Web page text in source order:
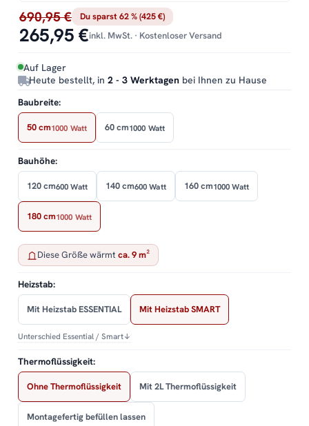
690,95 € Du sparst 62 % (425 €)
265,95 €inkl. MwSt. · Kostenloser Versand
Auf Lager
Heute bestellt, in 2 - 3 Werktagen bei Ihnen zu Hause
Baubreite:
50 cm1000 Watt 60 cm1000 Watt
Bauhöhe:
120 cm600 Watt 140 cm600 Watt 160 cm1000 Watt
180 cm1000 Watt
Diese Größe wärmt ca. 9 m²
Heizstab:
Mit Heizstab ESSENTIAL Mit Heizstab SMART
Unterschied Essential / Smart↓
Thermoflüssigkeit:
Ohne Thermoflüssigkeit Mit 2L Thermoflüssigkeit
Montagefertig befüllen lassen